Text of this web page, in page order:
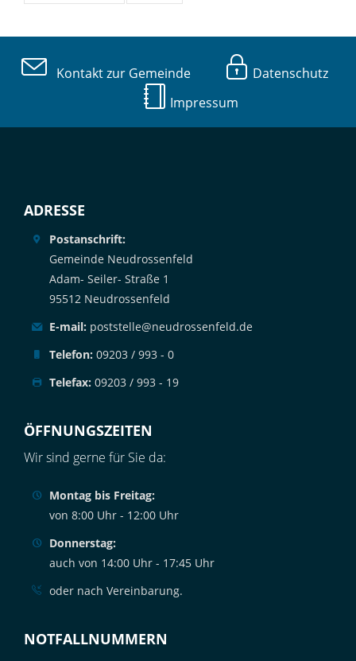
Kontakt zur Gemeinde
Datenschutz
Impressum
ADRESSE
Postanschrift:
Gemeinde Neudrossenfeld
Adam- Seiler- Straße 1
95512 Neudrossenfeld
E-mail: poststelle@neudrossenfeld.de
Telefon: 09203 / 993 - 0
Telefax: 09203 / 993 - 19
ÖFFNUNGSZEITEN
Wir sind gerne für Sie da:
Montag bis Freitag:
von 8:00 Uhr - 12:00 Uhr
Donnerstag:
auch von 14:00 Uhr - 17:45 Uhr
oder nach Vereinbarung.
NOTFALLNUMMERN